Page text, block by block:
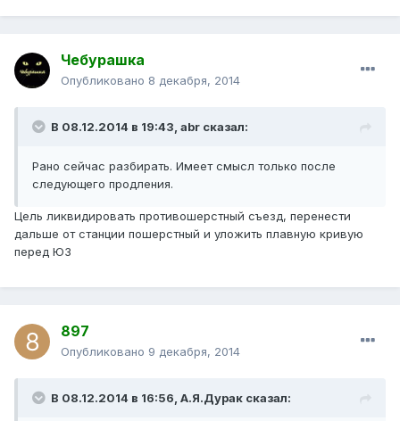
Чебурашка
Опубликовано 8 декабря, 2014
В 08.12.2014 в 19:43, abr сказал:
Рано сейчас разбирать. Имеет смысл только после
следующего продления.
Цель ликвидировать противошерстный съезд, перенести
дальше от станции пошерстный и уложить плавную кривую
перед ЮЗ
897
Опубликовано 9 декабря, 2014
В 08.12.2014 в 16:56, А.Я.Дурак сказал: